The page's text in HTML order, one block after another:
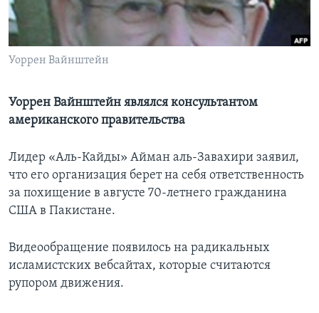
Learning English
СОЦИАЛЬНЫЕ СЕТИ
Языки
Уоррен Вайнштейн
Уоррен Вайнштейн являлся консультантом
американского правительства
Лидер «Аль-Кайды» Айман аль-Завахири заявил,
что его организация берет на себя ответственность
за похищение в августе 70-летнего гражданина
США в Пакистане.
Видеообращение появилось на радикальных
исламистских вебсайтах, которые считаются
рупором движения.